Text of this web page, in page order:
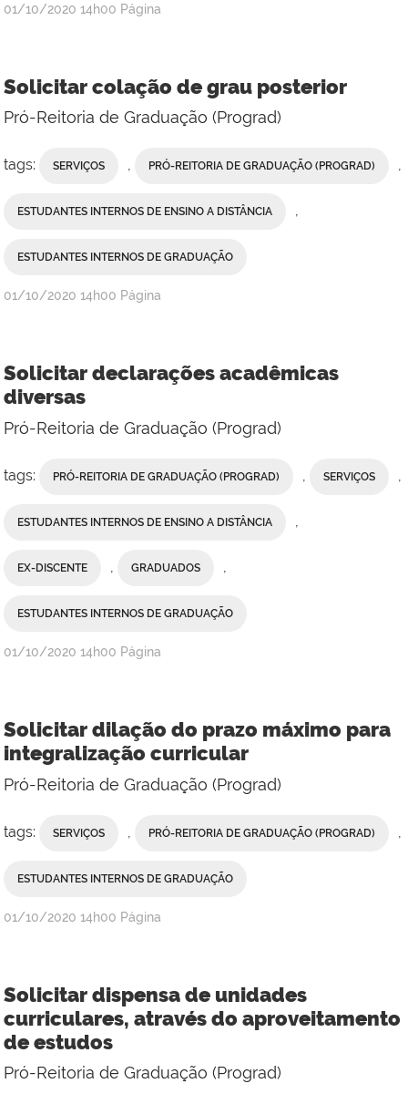
publicado
01/10/2020 14h00 Página
Solicitar colação de grau posterior
Pró-Reitoria de Graduação (Prograd)
tags: SERVIÇOS , PRÓ-REITORIA DE GRADUAÇÃO (PROGRAD) ,
ESTUDANTES INTERNOS DE ENSINO A DISTÂNCIA ,
ESTUDANTES INTERNOS DE GRADUAÇÃO
publicado
01/10/2020 14h00 Página
Solicitar declarações acadêmicas
diversas
Pró-Reitoria de Graduação (Prograd)
tags: PRÓ-REITORIA DE GRADUAÇÃO (PROGRAD) , SERVIÇOS ,
ESTUDANTES INTERNOS DE ENSINO A DISTÂNCIA ,
EX-DISCENTE , GRADUADOS ,
ESTUDANTES INTERNOS DE GRADUAÇÃO
publicado
01/10/2020 14h00 Página
Solicitar dilação do prazo máximo para
integralização curricular
Pró-Reitoria de Graduação (Prograd)
tags: SERVIÇOS PRÓ-REITORIA DE GRADUAÇÃO (PROGRAD)
ESTUDANTES INTERNOS DE GRADUAÇÃO
publicado
01/10/2020 14h00 Página
Solicitar dispensa de unidades
curriculares, através do aproveitamento
de estudos
Pró-Reitoria de Graduação (Prograd)